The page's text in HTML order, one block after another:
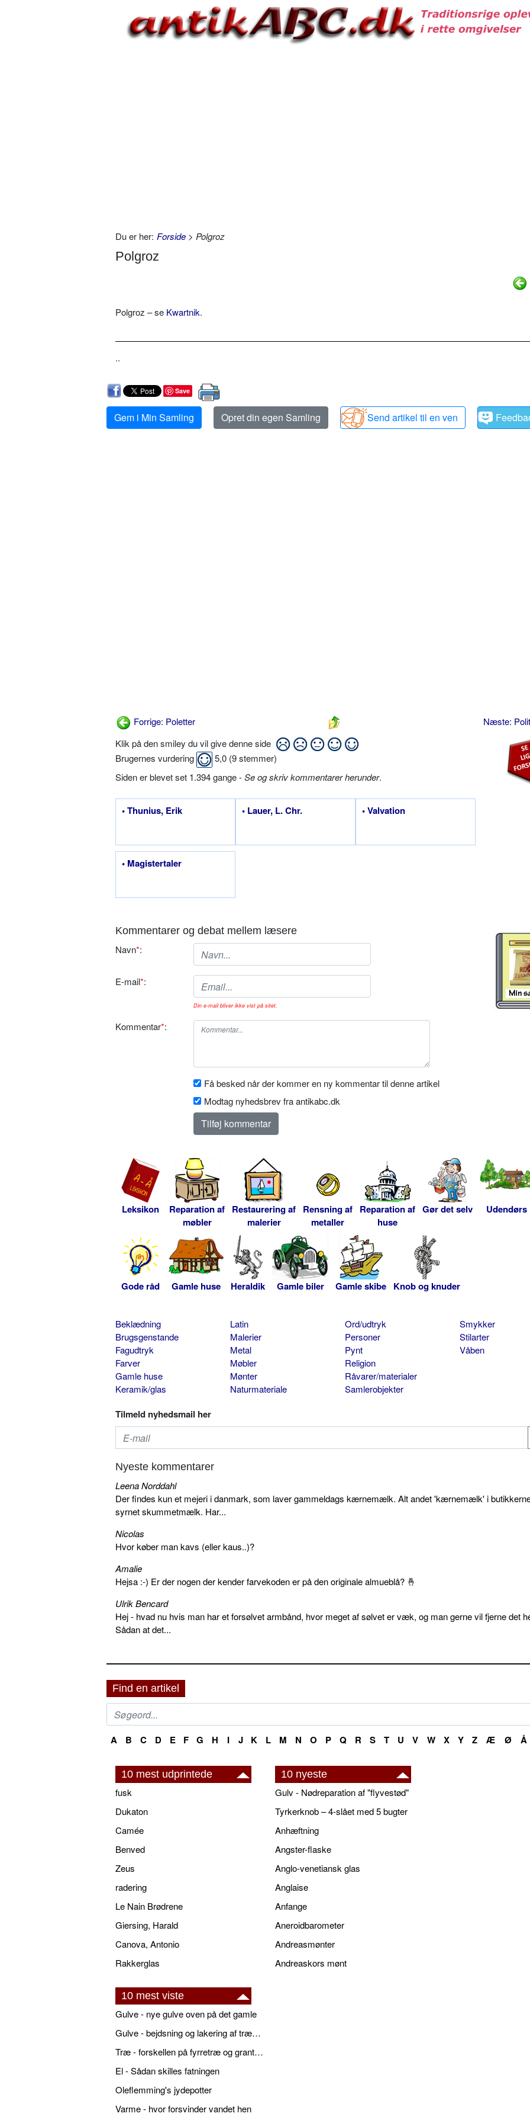
Du er her: Forside > Polgroz
Polgroz
Polgroz – se Kwartnik.
..
Save
Gem i Min Samling Opret din egen Samling Send artikel til en ven
Forrige: Poletter
Næste:
Klik på den smiley du vil give denne side
Brugernes vurdering
5,0 (9stemmer)
Siden er blevet set 1.394 gange -Se og skriv kommentarer herunder.
• Thunius, Erik • Lauer, L. Chr. • Valvation
• Magistertaler
Kommentarer og debat mellem læsere
Navn*:
E-mail*:
Din e-mail bliver ikke vist på sitet.
Kommentar*:
Få besked når der kommer en ny kommentar til denne artikel
Modtag nyhedsbrev fra antikabc.dk
Leksikon
Reparation af
møbler
Restaurering af
malerier
Rensning af
metaller
Reparation af
huse
Gør det selv Udendørs
Gode råd Gamle huse Heraldik Gamle biler Gamle skibe Knob og knuder
Beklædning
Brugsgenstande
Fagudtryk
Farver
Gamle huse
Keramik/glas
Latin
Malerier
Metal
Møbler
Mønter
Naturmateriale
Ord/udtryk
Personer
Pynt
Religion
Råvarer/materialer
Samlerobjekter
Smykker
Stilarter
Våben
Tilmeld nyhedsmail her
Nyeste kommentarer
Leena Norddahl
Der findes kun et mejeri i danmark, som laver gammeldags kærnemælk. Alt andet 'kærnemælk' i
syrnet skummetmælk. Har...
Nicolas
Hvor køber man kavs (eller kaus..)?
Amalie
Hejsa :-) Er der nogen der kender farvekoden er på den originale almueblå? 🤞
Ulrik Bencard
Hej - hvad nu hvis man har et forsølvet armbånd, hvor meget af sølvet er væk, og man gerne vil fjerne det
Sådan at det...
Find en artikel
A B C D E F G H I J K L M N O P Q R S T U V W X Y Z Æ Ø Å
10 mest udprintede
fusk
Dukaton
Camée
Benved
Zeus
radering
Le Nain Brødrene
Giersing, Harald
Canova, Antonio
Rakkerglas
10 nyeste
Gulv - Nødreparation af "flyvestød"
Tyrkerknob – 4-slået med 5 bugter
Anhæftning
Angster-flaske
Anglo-venetiansk glas
Anglaise
Anfange
Aneroidbarometer
Andreasmønter
Andreaskors mønt
10 mest viste
Gulve - nye gulve oven på det gamle
Gulve - bejdsning og lakering af trægulve
Træ - forskellen på fyrretræ og grantræ
El - Sådan skilles fatningen
Oleflemming's jydepotter
Varme - hvor forsvinder vandet hen